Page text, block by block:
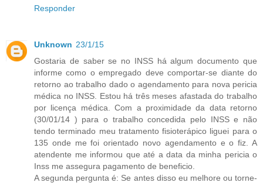
Responder
Unknown 23/1/15
Gostaria de saber se no INSS há algum documento que
informe como o empregado deve comportar-se diante do
retorno ao trabalho dado o agendamento para nova pericia
médica no INSS. Estou há três meses afastada do trabalho
por licença médica. Com a proximidade da data retorno
(30/01/14 ) para o trabalho concedida pelo INSS e não
tendo terminado meu tratamento fisioterápico liguei para o
135 onde me foi orientado novo agendamento e o fiz. A
atendente me informou que até a data da minha pericia o
Inss me assegura pagamento de beneficio.
A segunda pergunta é: Se antes disso eu melhore ou torne-